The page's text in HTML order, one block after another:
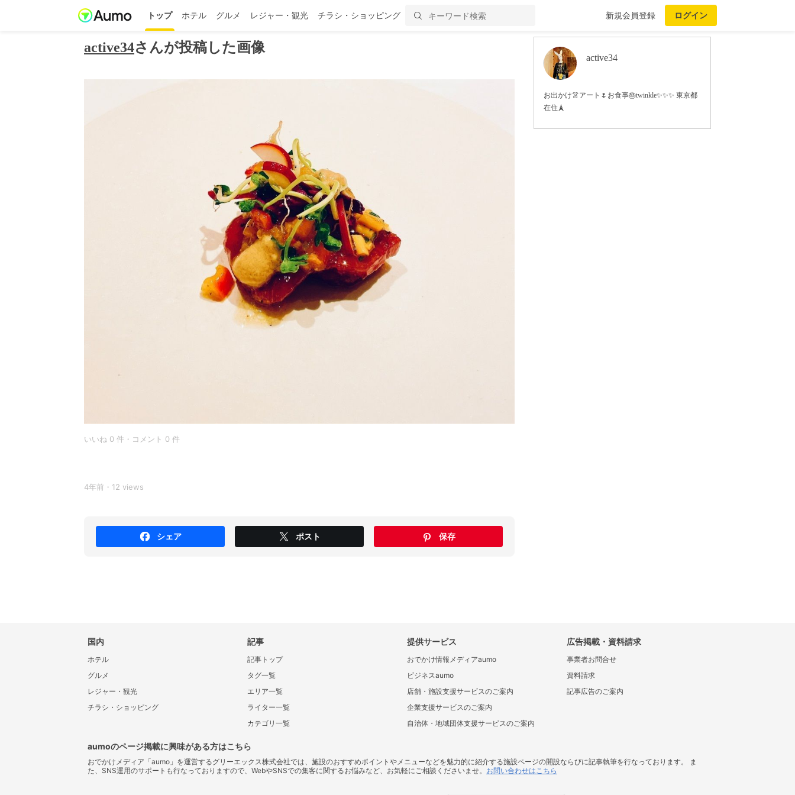
トップ ホテル グルメ レジャー・観光 チラシ・ショッピング 新規会員登録 ログイン
active34さんが投稿した画像
いいね 0 件・コメント 0 件
4年前・12 views
シェア ポスト 保存
active34
お出かけ👗アート🌷お食事🎂twinkle✨✨✨ 東京都
在住🗼
国内
ホテル
グルメ
レジャー・観光
チラシ・ショッピング
記事
記事トップ
タグ一覧
エリア一覧
ライター一覧
カテゴリ一覧
提供サービス
おでかけ情報メディアaumo
ビジネスaumo
店舗・施設支援サービスのご案内
企業支援サービスのご案内
自治体・地域団体支援サービスのご案内
広告掲載・資料請求
事業者お問合せ
資料請求
記事広告のご案内
aumoのページ掲載に興味がある方はこちら
おでかけメディア「aumo」を運営するグリーエックス株式会社では、施設のおすすめポイントやメニューなどを魅力的に紹介する施設ページの開設ならびに記事執筆を行なっております。 ま
た、SNS運用のサポートも行なっておりますので、WebやSNSでの集客に関するお悩みなど、お気軽にご相談くださいませ。 お問い合わせはこちら